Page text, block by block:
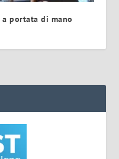
a portata di mano